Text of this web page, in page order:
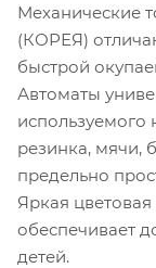
Механические
(КОРЕЯ)
быстрой
Автоматы
используемого
резинка, мячи,
предельно
Яркая
обеспечивает
детей.